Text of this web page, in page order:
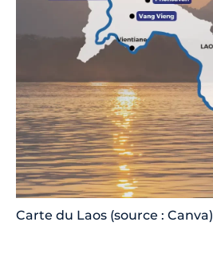
Carte du Laos (source : Canva)